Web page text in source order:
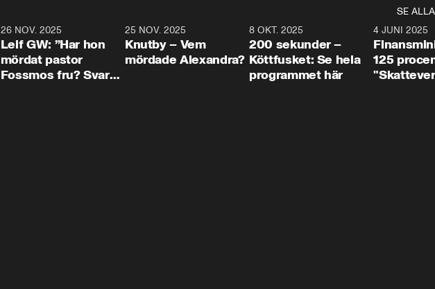
SE ALLA
26 NOV. 2025
Leif GW: ”Har hon
mördat pastor
Fossmos fru? Svar
31:05
25 NOV. 2025
Knutby – Vem
mördade Alexandra?
4:29
8 OKT. 2025
200 sekunder –
Köttfusket: Se hela
programmet här
4 JUNI 2025
125